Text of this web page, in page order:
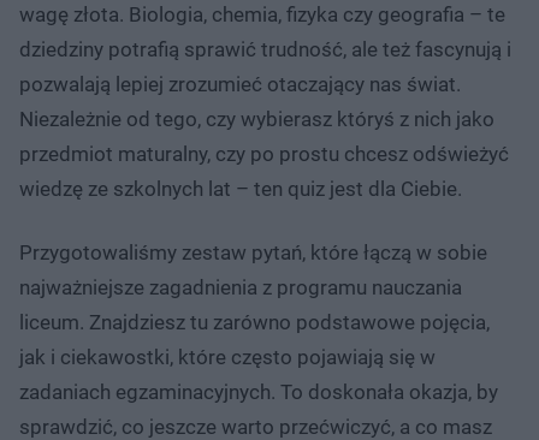
wagę złota. Biologia, chemia, fizyka czy geografia – te
dziedziny potrafią sprawić trudność, ale też fascynują i
pozwalają lepiej zrozumieć otaczający nas świat.
Niezależnie od tego, czy wybierasz któryś z nich jako
przedmiot maturalny, czy po prostu chcesz odświeżyć
wiedzę ze szkolnych lat – ten quiz jest dla Ciebie.
Przygotowaliśmy zestaw pytań, które łączą w sobie
najważniejsze zagadnienia z programu nauczania
liceum. Znajdziesz tu zarówno podstawowe pojęcia,
jak i ciekawostki, które często pojawiają się w
zadaniach egzaminacyjnych. To doskonała okazja, by
sprawdzić, co jeszcze warto przećwiczyć, a co masz